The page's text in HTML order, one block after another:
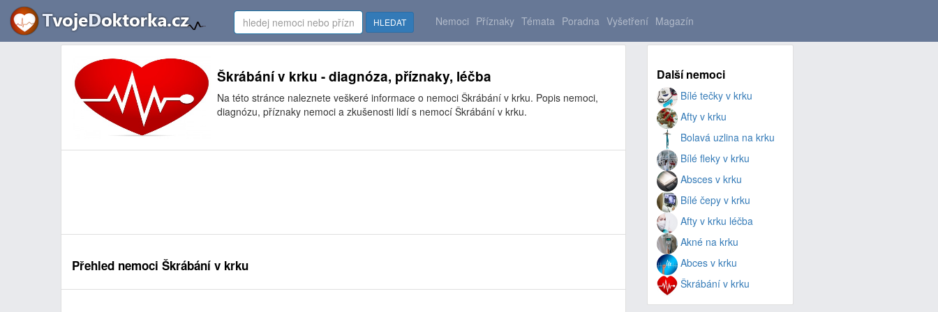
HLEDAT Nemoci Příznaky Témata Poradna Vyšetření Magazín
Škrábání v krku - diagnóza, příznaky, léčba
Na této stránce naleznete veškeré informace o nemoci Škrábání v krku. Popis nemoci,
diagnózu, příznaky nemoci a zkušenosti lidí s nemocí Škrábání v krku.
Přehled nemoci Škrábání v krku
Další nemoci
Bílé tečky v krku
Afty v krku
Bolavá uzlina na krku
Bílé fleky v krku
Absces v krku
Bílé čepy v krku
Afty v krku léčba
Akné na krku
Abces v krku
Škrábání v krku